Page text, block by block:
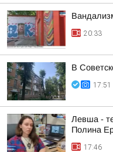
20:33
В
17:51
Левша -
Полина
17:46